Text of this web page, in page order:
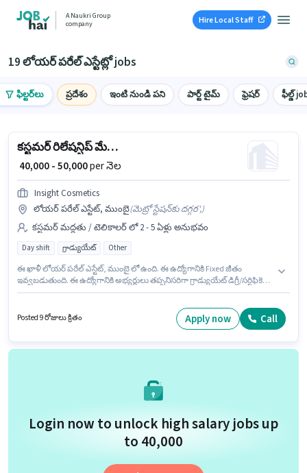
A Naukri Group
company
Hire Local Staff
19 లోయర్ పరేల్ ఎస్టేట్లో jobs
ఫిల్టర్‌లు ప్రదేశం ఇంటి నుండి పని పార్ట్ టైమ్ ఫ్రెషర్ ఫీల్డ్
కస్టమర్ రిలేషన్షిప్ మేనేజర్
₹ 40,000 - 50,000per నెల
Insight Cosmetics
లోయర్ పరేల్ ఎస్టేట్, ముంబై(మెట్రో స్టేషన్‌కు దగ్గర',)
కస్టమర్ మద్దతు / టెలికాలర్ లో 2 - 5 ఏళ్లు అనుభవం
Day shift గ్రాడ్యుయేట్ Other
ఈ ఖాళీ లోయర్ పరేల్ ఎస్టేట్, ముంబై లో ఉంది. ఈ ఉద్యోగానికి Fixed జీతం
ఇవ్వబడుతుంది. ఈ ఉద్యోగానికి అభ్యర్థులు తప్పనిసరిగా గ్రాడ్యుయేట్ డిగ్రీ/సర్టిఫికెట్
విభాగంలో కస్టమర్ రిలేషన్షిప్ మేనేజర్ ఉద్యోగానికి క్రియాశీలకంగా నియామకం
జరుగుతోంది. ఈ ఉద్యోగం 2 - 5 ఏళ్లు సంవత్సరాల అనుభవం ఉన్న వారికి కోసం
Posted 9 రోజులు క్రితం Apply now Call
Login now to unlock high salary jobs up
to ₹40,000